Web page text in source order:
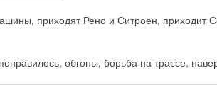
приходят Рено и Ситроен, приходит
обгоны, борьба на трассе,